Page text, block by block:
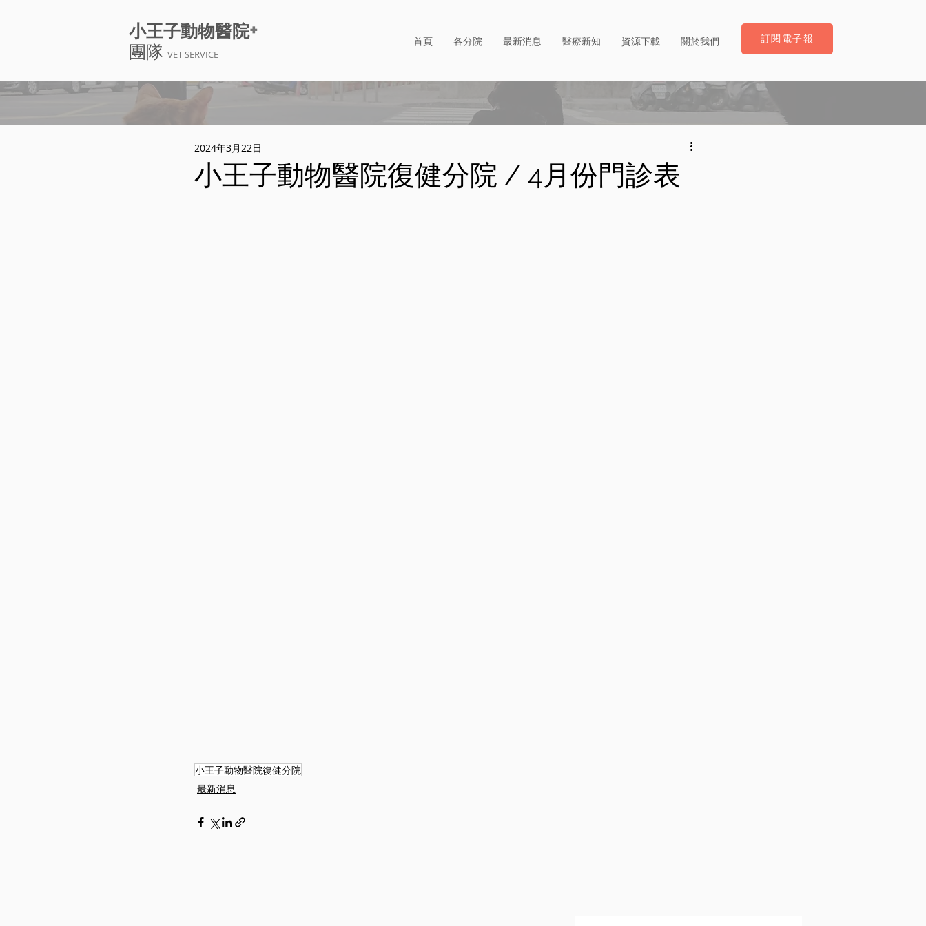
小王子動物醫院+
團隊 VET SERVICE
首頁 各分院 最新消息 醫療新知 資源下載 關於我們 訂閱電子報
小王子動物醫院復健分院 / 4月份門診表
2024年3月22日
小王子動物醫院復健分院
最新消息